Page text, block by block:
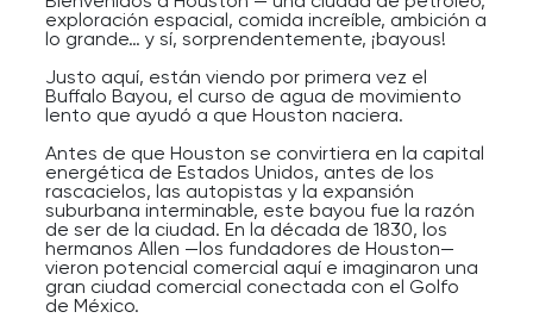
exploración espacial, comida increíble, ambición a
lo grande… y sí, sorprendentemente, ¡bayous!
Justo aquí, están viendo por primera vez el
Buffalo Bayou, el curso de agua de movimiento
lento que ayudó a que Houston naciera.
Antes de que Houston se convirtiera en la capital
energética de Estados Unidos, antes de los
rascacielos, las autopistas y la expansión
suburbana interminable, este bayou fue la razón
de ser de la ciudad. En la década de 1830, los
hermanos Allen —los fundadores de Houston—
vieron potencial comercial aquí e imaginaron una
gran ciudad comercial conectada con el Golfo
de México.